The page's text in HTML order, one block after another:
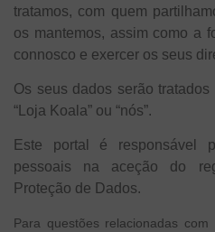
tratamos, com quem
os mantemos, assim como a
connosco e exercer os seus
Os seus dados serão
“Loja Koala” ou “nós”.
Este portal é responsável
pessoais na aceção do
Proteção de Dados.
Para questões relacionadas